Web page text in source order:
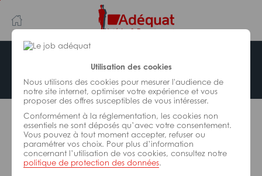
Utilisation des cookies
Nous utilisons des cookies pour mesurer l'audience de
notre site internet, optimiser votre expérience et vous
proposer des offres susceptibles de vous intéresser.
Conformément à la réglementation, les cookies non
essentiels ne sont déposés qu’avec votre consentement.
Vous pouvez à tout moment accepter, refuser ou
paramétrer vos choix. Pour plus d’information
concernant l’utilisation de vos cookies, consultez notre
politique de protection des données.
au
contenu
principal
navigation
Offre indisponible
L’offre d’emploi que vous tentez de consulter n’est
plus disponible.
De nombreuses autres missions peuvent vous
correspondre, consultez toutes nos offres.